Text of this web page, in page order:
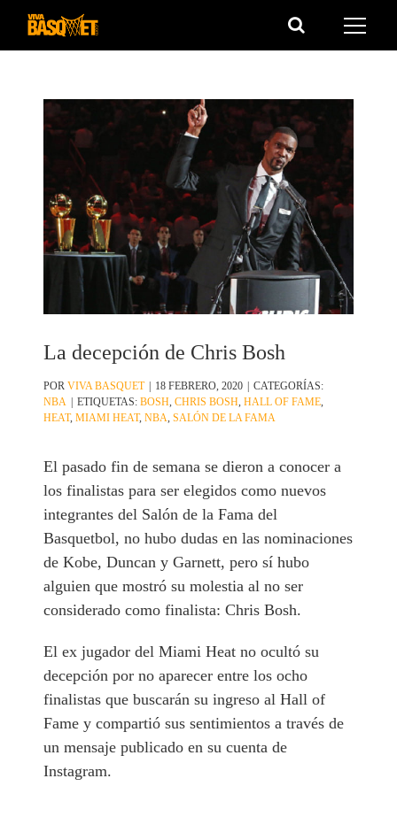
Saltar
La decepción de Chris Bosh
PORVIVA BASQUET | 18 FEBRERO, 2020 | CATEGORÍAS:
NBA | ETIQUETAS:BOSH ,CHRIS BOSH ,HALL OF FAME
HEAT,MIAMI HEAT,NBA ,SALÓN DE LA FAMA
El pasado fin de semana se dieron a conocer a
los finalistas para ser elegidos como nuevos
integrantes del Salón de la Fama del
Basquetbol, no hubo dudas en las nominaciones
de Kobe, Duncan y Garnett, pero sí hubo
alguien que mostró su molestia al no ser
considerado como finalista: Chris Bosh.
El ex jugador del Miami Heat no ocultó su
decepción por no aparecer entre los ocho
finalistas que buscarán su ingreso al Hall of
Fame y compartió sus sentimientos a través de
un mensaje publicado en su cuenta de
Instagram.